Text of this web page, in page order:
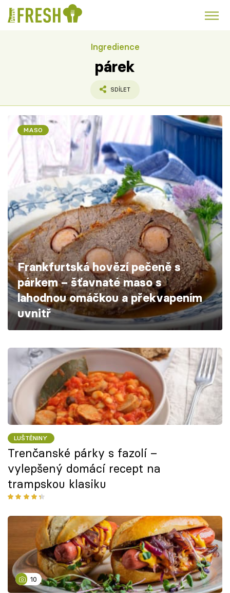
Polévky k večeři
Čokoláda
Témata
Recepty
Články
TV Program
Škola vaření
Recepty z TV
Speciál: Cuketa
Těhotnej kuchař
Přihlášení
Sledujte nás
Ingredience
párek
SDÍLET
MASO
Frankfurtská hovězí pečeně s
párkem – šťavnaté maso s
lahodnou omáčkou a překvapením
uvnitř
LUŠTĚNINY
Trenčanské párky s fazolí –
vylepšený domácí recept na
trampskou klasiku
10